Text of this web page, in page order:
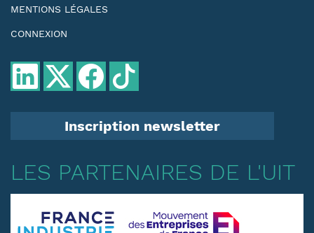
MENTIONS LÉGALES
CONNEXION
Inscription newsletter
LES PARTENAIRES DE L'UIT